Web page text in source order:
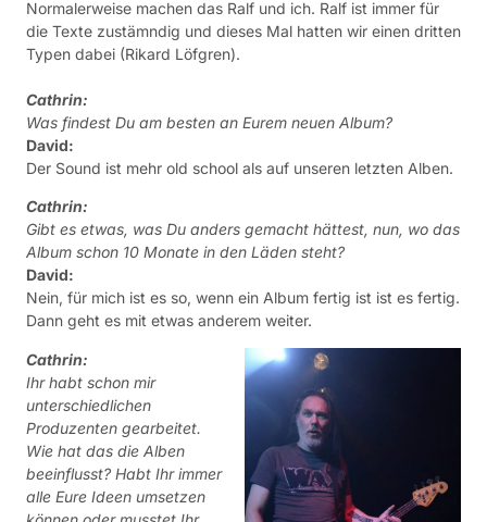
Normalerweise machen das Ralf und ich. Ralf ist immer für
die Texte zustämndig und dieses Mal hatten wir einen dritten
Typen dabei (Rikard Löfgren).
Cathrin:
Was findest Du am besten an Eurem neuen Album?
David:
Der Sound ist mehr old school als auf unseren letzten Alben.
Cathrin:
Gibt es etwas, was Du anders gemacht hättest, nun, wo das
Album schon 10 Monate in den Läden steht?
David:
Nein, für mich ist es so, wenn ein Album fertig ist ist es fertig.
Dann geht es mit etwas anderem weiter.
Cathrin:
Ihr habt schon mir
unterschiedlichen
Produzenten gearbeitet.
Wie hat das die Alben
beeinflusst? Habt Ihr immer
alle Eure Ideen umsetzen